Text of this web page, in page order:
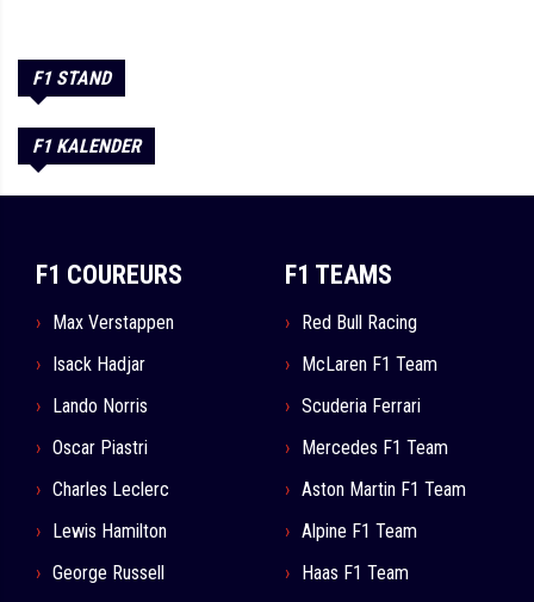
F1 STAND
F1 KALENDER
F1 COUREURS
Max Verstappen
Isack Hadjar
Lando Norris
Oscar Piastri
Charles Leclerc
Lewis Hamilton
George Russell
F1 TEAMS
Red Bull Racing
McLaren F1 Team
Scuderia Ferrari
Mercedes F1 Team
Aston Martin F1 Team
Alpine F1 Team
Haas F1 Team